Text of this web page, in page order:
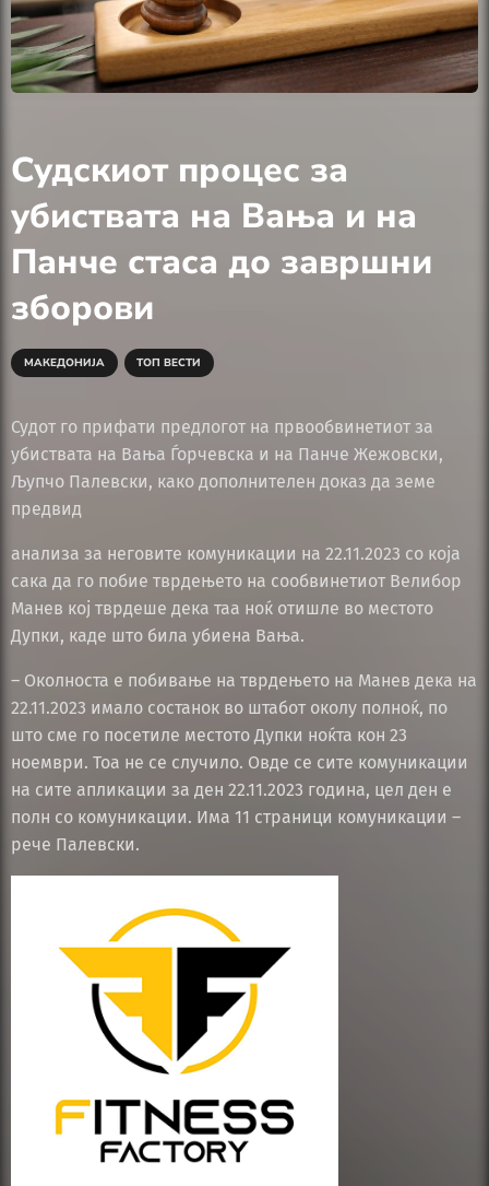
Судскиот процес за
убиствата на Вања и на
Панче стаса до завршни
зборови
МАКЕДОНИЈА ТОП ВЕСТИ
Судот го прифати предлогот на првообвинетиот за
убиствата на Вања Ѓорчевска и на Панче Жежовски,
Љупчо Палевски, како дополнителен доказ да земе
предвид
анализа за неговите комуникации на 22.11.2023 со која
сака да го побие тврдењето на сообвинетиот Велибор
Манев кој тврдеше дека таа ноќ отишле во местото
Дупки, каде што била убиена Вања.
– Околноста е побивање на тврдењето на Манев дека на
22.11.2023 имало состанок во штабот околу полноќ, по
што сме го посетиле местото Дупки ноќта кон 23
ноември. Тоа не се случило. Овде се сите комуникации
на сите апликации за ден 22.11.2023 година, цел ден е
полн со комуникации. Има 11 страници комуникации –
рече Палевски.